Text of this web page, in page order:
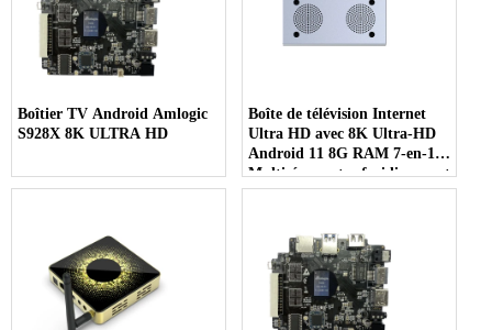
Boîtier TV Android Amlogic
S928X 8K ULTRA HD
Boîte de télévision Internet
Ultra HD avec 8K Ultra-HD
Android 11 8G RAM 7-en-1
Multi-écran et refroidissement
efficace des ventilateurs